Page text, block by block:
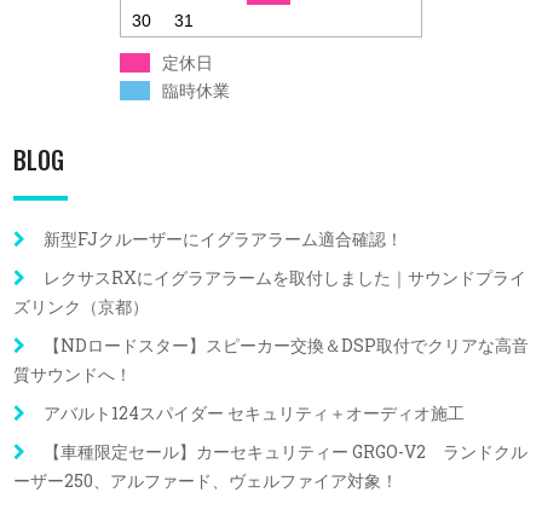
30
31
定休日
臨時休業
BLOG
新型FJクルーザーにイグラアラーム適合確認！
レクサスRXにイグラアラームを取付しました｜サウンドプライ
ズリンク（京都）
【NDロードスター】スピーカー交換＆DSP取付でクリアな高音
質サウンドへ！
アバルト124スパイダー セキュリティ＋オーディオ施工
【車種限定セール】カーセキュリティー GRGO-V2 ランドクル
ーザー250、アルファード、ヴェルファイア対象！